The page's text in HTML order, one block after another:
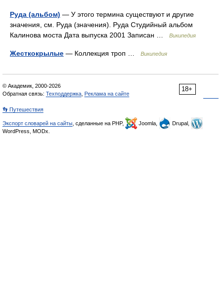
Руда (альбом) — У этого термина существуют и другие
значения, см. Руда (значения). Руда Студийный альбом
Калинова моста Дата выпуска 2001 Записан …
Википедия
Жесткокрылые — Коллекция троп … Википедия
18+
© Академик, 2000-2026
Обратная связь: Техподдержка Реклама на сайте
👣 Путешествия
Экспорт словарей на сайты , сделанные на PHP, Joomla,
Drupal,
WordPress, MODx.